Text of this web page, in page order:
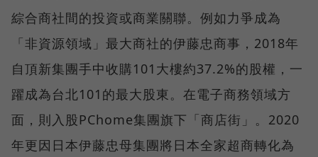
綜合商社間的投資或商業關聯。例如力爭成為
「非資源領域」最大商社的伊藤忠商事，2018年
自頂新集團手中收購101大樓約37.2%的股權，一
躍成為台北101的最大股東。在電子商務領域方
面，則入股PChome集團旗下「商店街」。2020
年更因日本伊藤忠母集團將日本全家超商轉化為